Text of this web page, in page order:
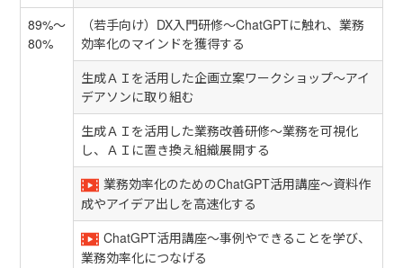
89%～
80%
（若手向け）DX入門研修～ChatGPTに触れ、業務
効率化のマインドを獲得する
生成ＡＩを活用した企画立案ワークショップ～アイ
デアソンに取り組む
生成ＡＩを活用した業務改善研修～業務を可視化
し、ＡＩに置き換え組織展開する
業務効率化のためのChatGPT活用講座～資料作
成やアイデア出しを高速化する
ChatGPT活用講座～事例やできることを学び、
業務効率化につなげる